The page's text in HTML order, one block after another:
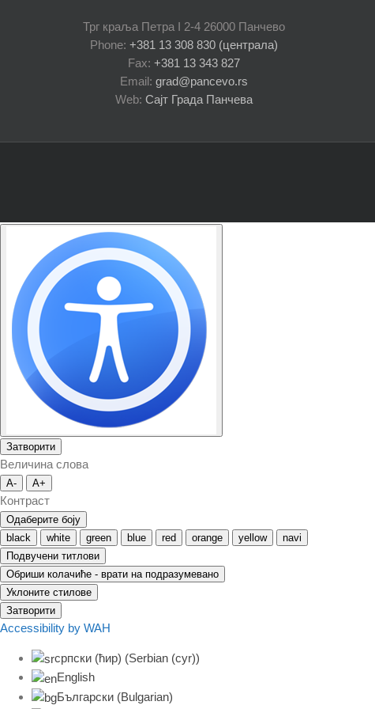
Трг краља Петра I 2-4 26000 Панчево
Phone:+381 13 308 830 (централа)
Fax:+381 13 343 827
Email:grad@pancevo.rs
Web:Сајт Града Панчева
Затворити
Величина слова
A- A+
Контраст
Одаберите боју
black
white green blue red orange yellow
navi
Подвучени титлови
Обриши колачиће - врати на подразумевано
Уклоните стилове
Затворити
Accessibility by WAH
српски (ћир) (Serbian (cyr))
English
Български (Bulgarian)